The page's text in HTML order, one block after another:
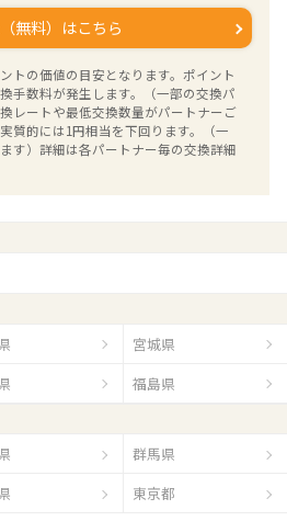
無料）はこちら
トの価値の目安となります。ポイント
手数料が発生します。（一部の交換パ
レートや最低交換数量がパートナーご
質的には1円相当を下回ります。（一
す）詳細は各パートナー毎の交換詳細
宮城県
福島県
群馬県
東京都